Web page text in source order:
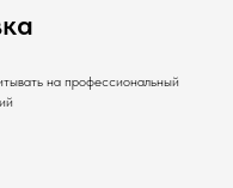
на профессиональный